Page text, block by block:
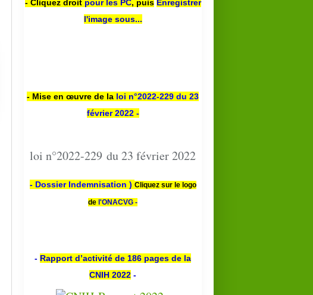
- Cliquez droit pour les PC, puis Enregistrer
l'image sous...
- Mise en œuvre de la loi n°2022-229 du 23
février 2022 -
loi n°2022-229 du 23 février 2022
- Dossier Indemnisation ) Cliquez sur le logo
de l'ONACVG -
- Rapport d’activité de 186 pages de la
CNIH 2022 -